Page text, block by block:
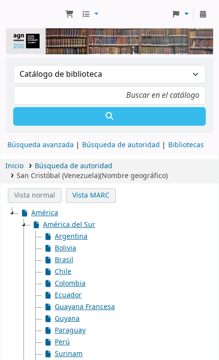
Búsqueda avanzada Búsqueda de autoridad Bibliotecas
Inicio
Búsqueda de autoridad
San Cristóbal (Venezuela)(Nombre geográfico)
Vista normal
Vista MARC
América
América del Sur
Argentina
Bolivia
Brasil
Chile
Colombia
Ecuador
Guayana Francesa
Guyana
Paraguay
Perú
Surinam